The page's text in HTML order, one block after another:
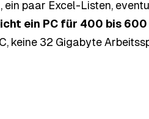
ein paar Excel-Listen,
ein PC für 400 bis 600
keine 32 Gigabyte